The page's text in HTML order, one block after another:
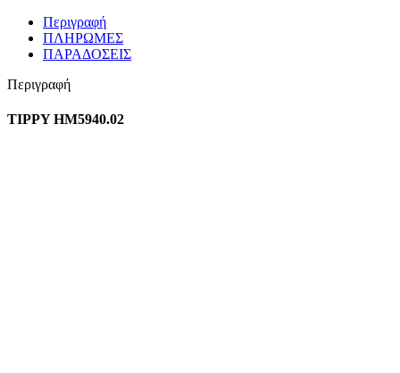
Περιγραφή
ΠΛΗΡΩΜΕΣ
ΠΑΡΑΔΟΣΕΙΣ
Περιγραφή
TIPPY HM5940.02